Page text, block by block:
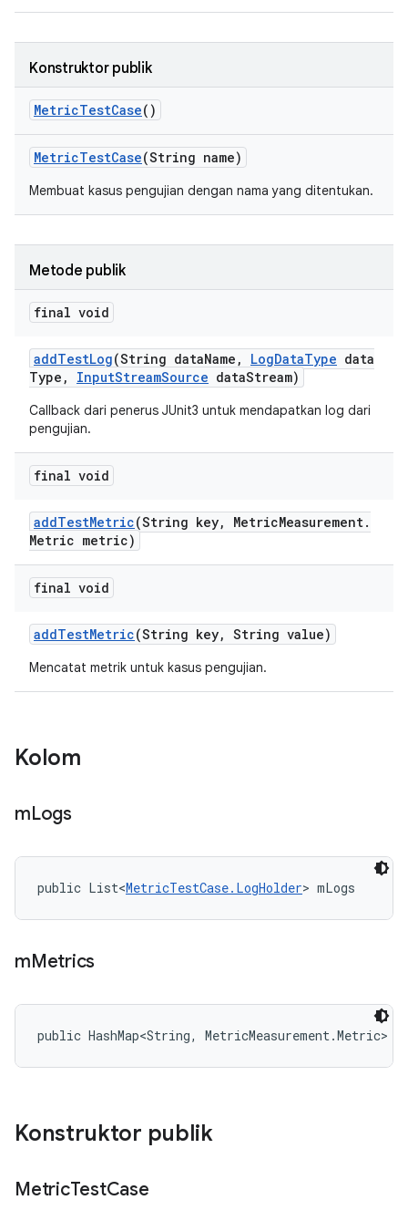
Konstruktor publik
MetricTestCase()
MetricTestCase(String name)
Membuat kasus pengujian dengan nama yang ditentukan.
Metode publik
final void
addTestLog(String dataName , LogDataType data
Type , InputStreamSource dataStream)
Callback dari penerus JUnit3 untuk mendapatkan log dari
pengujian.
final void
addTestMetric(String key, MetricMeasurement.
Metric metric)
final void
addTestMetric(String key, String value)
Mencatat metrik untuk kasus pengujian.
Kolom
mLogs
public List<MetricTestCase.LogHolder> mLogs
mMetrics
public HashMap<String, MetricMeasurement.Metric>
Konstruktor publik
MetricTestCase